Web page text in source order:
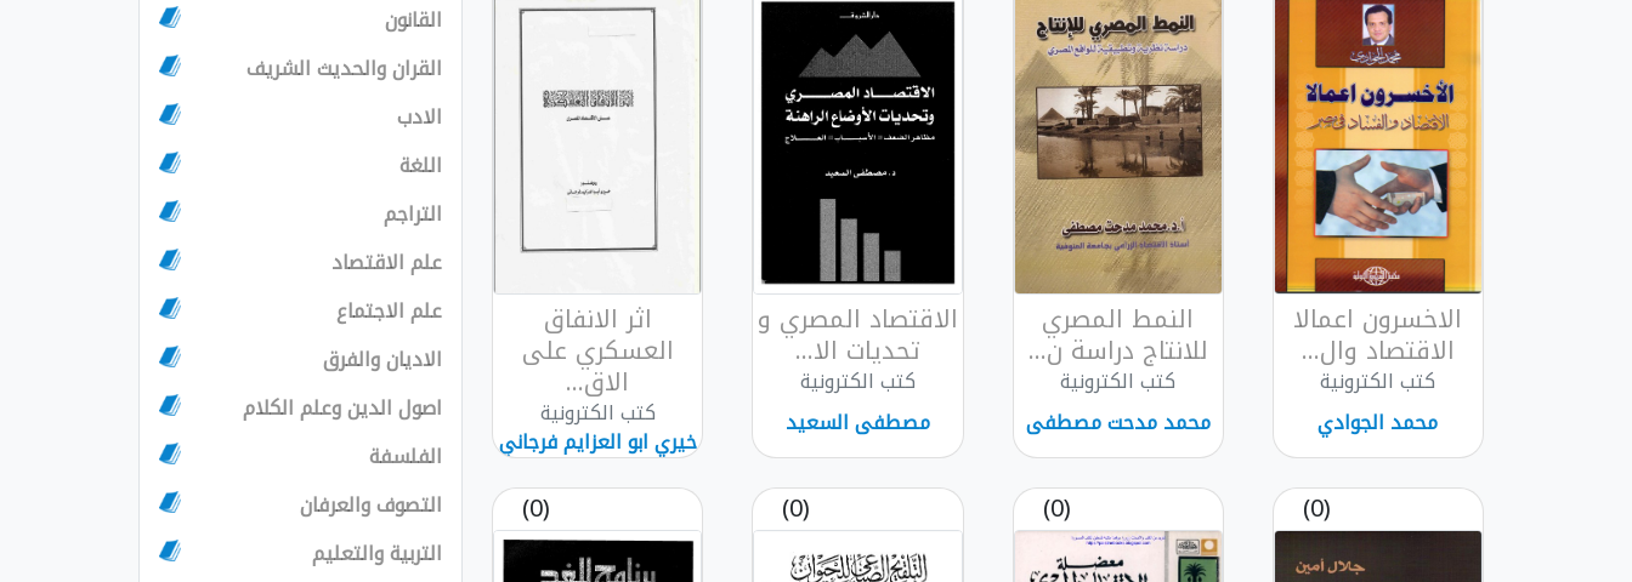
الاخسرون اعمالا
الاقتصاد وال...
كتب الكترونية
محمد الجوادي
النمط المصري
للانتاج دراسة ن...
كتب الكترونية
محمد مدحت مصطفى
الاقتصاد المصري و
تحديات الا...
كتب الكترونية
مصطفى السعيد
اثر الانفاق
العسكري على
الاق...
كتب الكترونية
خيري ابو العزايم فرجاني
(0)
(0)
(0)
(0)
القانون
القران والحديث الشريف
الادب
اللغة
التراجم
علم الاقتصاد
علم الاجتماع
الاديان والفرق
اصول الدين وعلم الكلام
الفلسفة
التصوف والعرفان
التربية والتعليم